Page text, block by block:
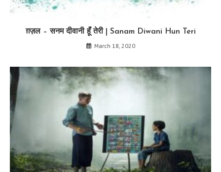
ग़ज़ल – सनम दीवानी हूँ तेरी | Sanam Diwani Hun Teri
March 18, 2020